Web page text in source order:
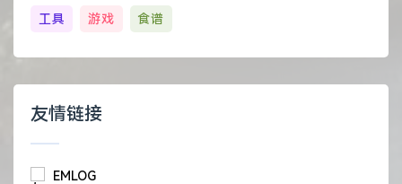
工具 游戏 食谱
友情链接
EMLOG